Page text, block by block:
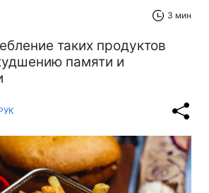
3 мин
таких продуктов
памяти и